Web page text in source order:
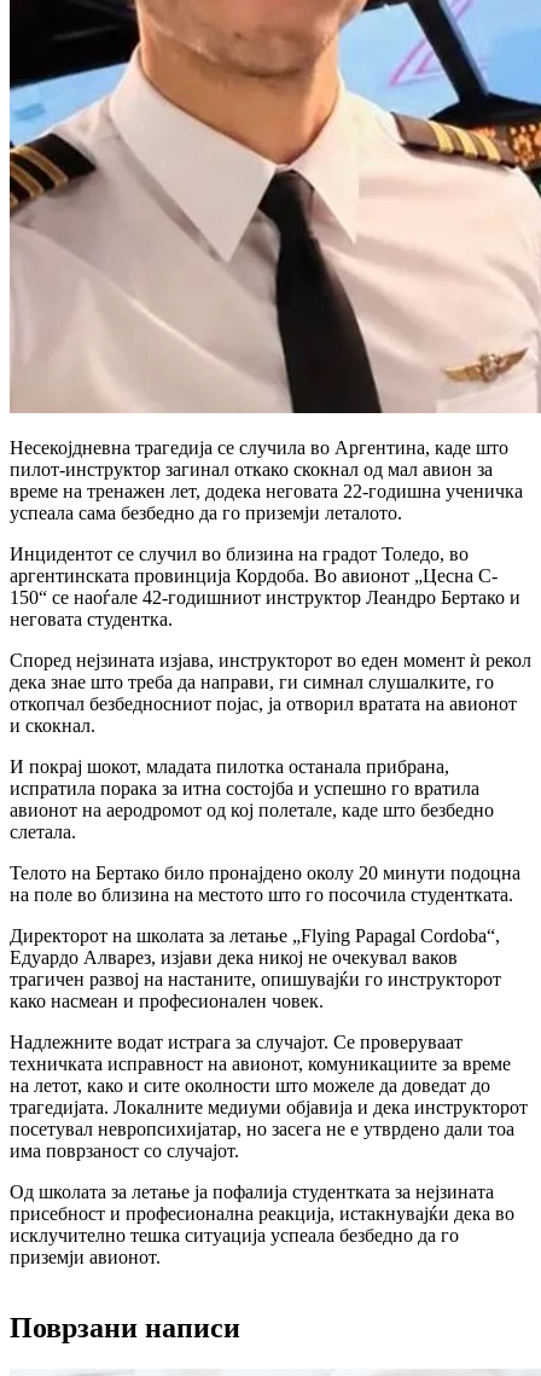
Несекојдневна трагедија се случила во Аргентина, каде што
пилот-инструктор загинал откако скокнал од мал авион за
време на тренажен лет, додека неговата 22-годишна ученичка
успеала сама безбедно да го приземји леталото.
Инцидентот се случил во близина на градот Толедо, во
аргентинската провинција Кордоба. Во авионот „Цесна C-
150“ се наоѓале 42-годишниот инструктор Леандро Бертако и
неговата студентка.
Според нејзината изјава, инструкторот во еден момент ѝ рекол
дека знае што треба да направи, ги симнал слушалките, го
откопчал безбедносниот појас, ја отворил вратата на авионот
и скокнал.
И покрај шокот, младата пилотка останала прибрана,
испратила порака за итна состојба и успешно го вратила
авионот на аеродромот од кој полетале, каде што безбедно
слетала.
Телото на Бертако било пронајдено околу 20 минути подоцна
на поле во близина на местото што го посочила студентката.
Директорот на школата за летање „Flying Papagal Cordoba“,
Едуардо Алварез, изјави дека никој не очекувал ваков
трагичен развој на настаните, опишувајќи го инструкторот
како насмеан и професионален човек.
Надлежните водат истрага за случајот. Се проверуваат
техничката исправност на авионот, комуникациите за време
на летот, како и сите околности што можеле да доведат до
трагедијата. Локалните медиуми објавија и дека инструкторот
посетувал невропсихијатар, но засега не е утврдено дали тоа
има поврзаност со случајот.
Од школата за летање ја пофалија студентката за нејзината
присебност и професионална реакција, истакнувајќи дека во
исклучително тешка ситуација успеала безбедно да го
приземји авионот.
Поврзани написи